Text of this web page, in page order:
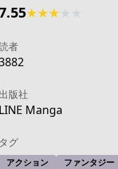
★★★
者
出版社
LINE Manga
タグ
アクション ファンタジー